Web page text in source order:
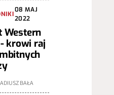
08 MAJ
2022
Western
krowi raj
BAŁA